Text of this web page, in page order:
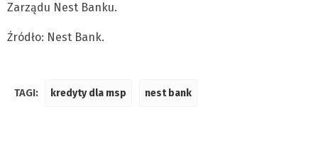
Zarządu Nest Banku.
Źródło: Nest Bank.
TAGI: kredyty dla msp nest bank